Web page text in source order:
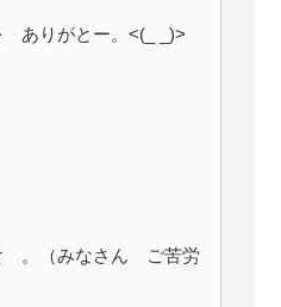
ありがとー。<(_ _)>
。（みなさん ご苦労